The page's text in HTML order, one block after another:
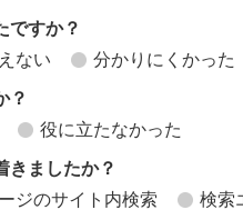
ですか？
ない 分かりにくかった
？
役に立たなかった
きましたか？
ジのサイト内検索 検索